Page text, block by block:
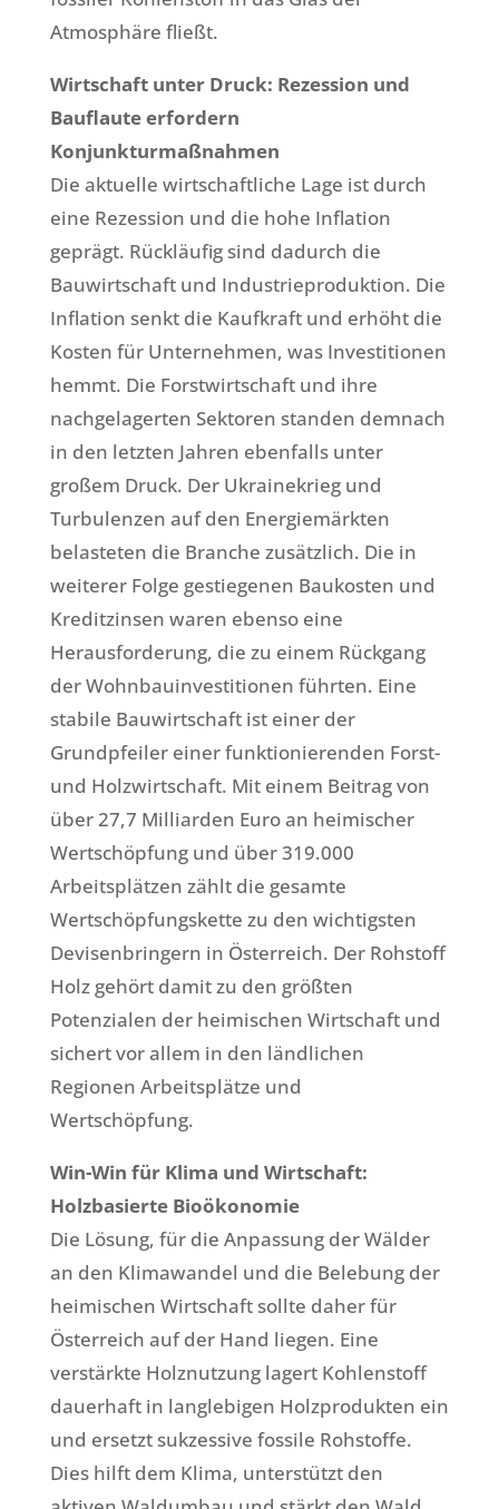
Atmosphäre fließt.
Wirtschaft unter Druck: Rezession und
Bauflaute erfordern
Konjunkturmaßnahmen
Die aktuelle wirtschaftliche Lage ist durch
eine Rezession und die hohe Inflation
geprägt. Rückläufig sind dadurch die
Bauwirtschaft und Industrieproduktion. Die
Inflation senkt die Kaufkraft und erhöht die
Kosten für Unternehmen, was Investitionen
hemmt. Die Forstwirtschaft und ihre
nachgelagerten Sektoren standen demnach
in den letzten Jahren ebenfalls unter
großem Druck. Der Ukrainekrieg und
Turbulenzen auf den Energiemärkten
belasteten die Branche zusätzlich. Die in
weiterer Folge gestiegenen Baukosten und
Kreditzinsen waren ebenso eine
Herausforderung, die zu einem Rückgang
der Wohnbauinvestitionen führten. Eine
stabile Bauwirtschaft ist einer der
Grundpfeiler einer funktionierenden Forst-
und Holzwirtschaft. Mit einem Beitrag von
über 27,7 Milliarden Euro an heimischer
Wertschöpfung und über 319.000
Arbeitsplätzen zählt die gesamte
Wertschöpfungskette zu den wichtigsten
Devisenbringern in Österreich. Der Rohstoff
Holz gehört damit zu den größten
Potenzialen der heimischen Wirtschaft und
sichert vor allem in den ländlichen
Regionen Arbeitsplätze und
Wertschöpfung.
Win-Win für Klima und Wirtschaft:
Holzbasierte Bioökonomie
Die Lösung, für die Anpassung der Wälder
an den Klimawandel und die Belebung der
heimischen Wirtschaft sollte daher für
Österreich auf der Hand liegen. Eine
verstärkte Holznutzung lagert Kohlenstoff
dauerhaft in langlebigen Holzprodukten ein
und ersetzt sukzessive fossile Rohstoffe.
Dies hilft dem Klima, unterstützt den